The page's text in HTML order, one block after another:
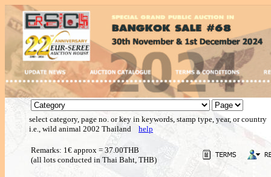
select category, page no. or key in keywords, stamp type, year, or country
i.e., wild animal 2002 Thailand help
Remarks: 1€ approx = 37.00THB
(all lots conducted in Thai Baht, THB)